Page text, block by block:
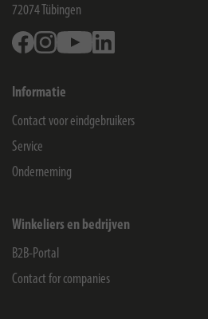
72074 Tübingen
FacebookInstagramYoutube
Informatie
Contact voor eindgebruikers
Service
Onderneming
Winkeliers en bedrijven
B2B-Portal
Contact for companies